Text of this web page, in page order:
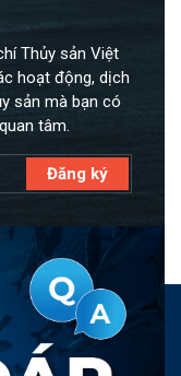
Thủy sản Việt
hoạt động, dịch
sản mà bạn có
tâm.